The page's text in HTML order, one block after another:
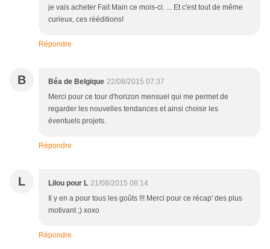
je vais acheter Fait Main ce mois-ci. ... Et c'est tout de même
curieux, ces rééditions!
Répondre
B Béa de Belgique 22/08/2015 07:37
Merci pour ce tour d'horizon mensuel qui me permet de
regarder les nouvelles tendances et ainsi choisir les
éventuels projets.
Répondre
L Lilou pour L 21/08/2015 08:14
Il y en a pour tous les goûts !!! Merci pour ce récap' des plus
motivant ;) xoxo
Répondre